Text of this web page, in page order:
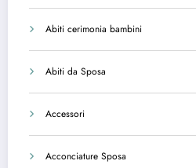
Abiti cerimonia bambini
Abiti da Sposa
Accessori
Acconciature Sposa